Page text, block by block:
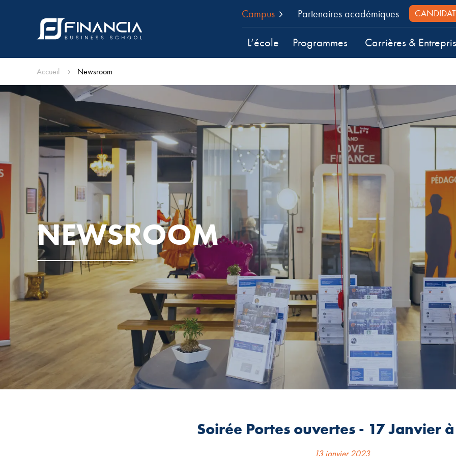
Campus Partenaires académiques
L’école Programmes Carrières &
Accueil Newsroom
NEWSROOM
Soirée Portes ouvertes - 17 Janvier
13 janvier 2023